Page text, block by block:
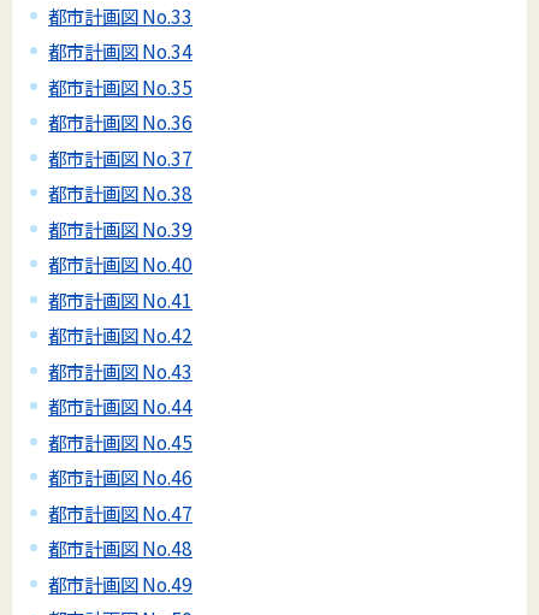
都市計画図 No.33
都市計画図 No.34
都市計画図 No.35
都市計画図 No.36
都市計画図 No.37
都市計画図 No.38
都市計画図 No.39
都市計画図 No.40
都市計画図 No.41
都市計画図 No.42
都市計画図 No.43
都市計画図 No.44
都市計画図 No.45
都市計画図 No.46
都市計画図 No.47
都市計画図 No.48
都市計画図 No.49